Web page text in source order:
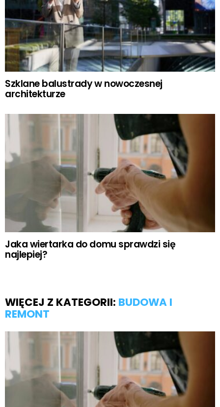
Szklane balustrady w nowoczesnej
architekturze
Jaka wiertarka do domu sprawdzi się
najlepiej?
WIĘCEJ Z KATEGORII: BUDOWA I
REMONT